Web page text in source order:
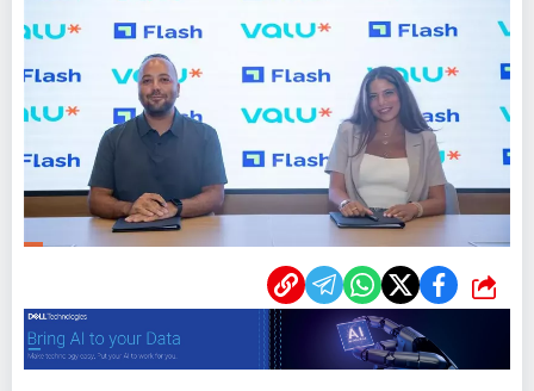
شارك